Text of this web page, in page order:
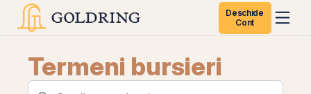
Deschide
Cont
Termeni bursieri